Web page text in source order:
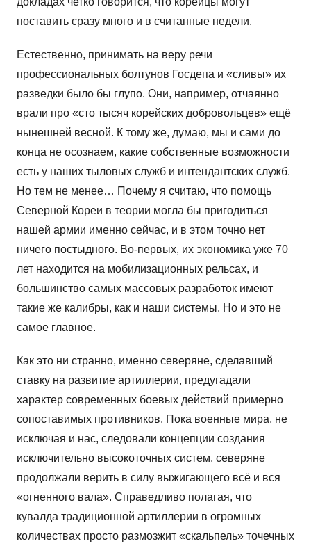
поставить сразу много и в считанные недели.
Естественно, принимать на веру речи
профессиональных болтунов Госдепа и «сливы» их
разведки было бы глупо. Они, например, отчаянно
врали про «сто тысяч корейских добровольцев» ещё
нынешней весной. К тому же, думаю, мы и сами до
конца не осознаем, какие собственные возможности
есть у наших тыловых служб и интендантских служб.
Но тем не менее… Почему я считаю, что помощь
Северной Кореи в теории могла бы пригодиться
нашей армии именно сейчас, и в этом точно нет
ничего постыдного. Во-первых, их экономика уже 70
лет находится на мобилизационных рельсах, и
большинство самых массовых разработок имеют
такие же калибры, как и наши системы. Но и это не
самое главное.
Как это ни странно, именно северяне, сделавший
ставку на развитие артиллерии, предугадали
характер современных боевых действий примерно
сопоставимых противников. Пока военные мира, не
исключая и нас, следовали концепции создания
исключительно высокоточных систем, северяне
продолжали верить в силу выжигающего всё и вся
«огненного вала». Справедливо полагая, что
кувалда традиционной артиллерии в огромных
количествах просто размозжит «скальпель» точечных